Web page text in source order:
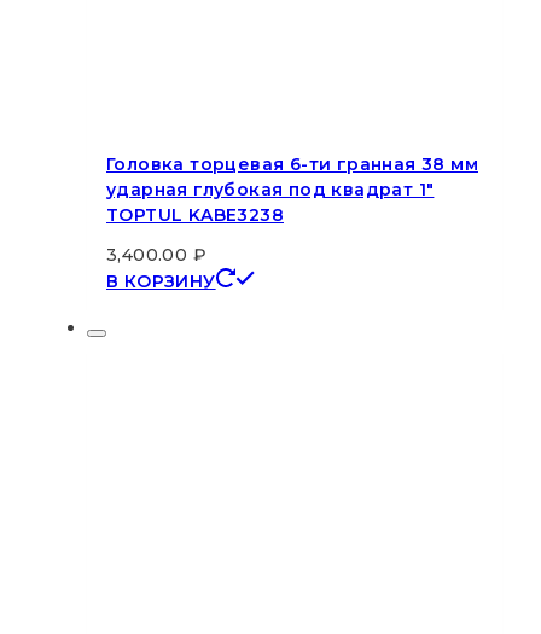
Головка торцевая 6-ти гранная 38 мм
ударная глубокая под квадрат 1″
TOPTUL KABE3238
3,400.00 ₽
В КОРЗИНУ